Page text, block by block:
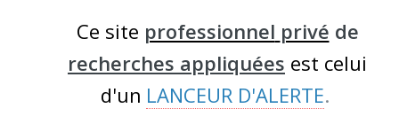
Ce site professionnel privé de
recherches appliquées est celui
d'un LANCEUR D'ALERTE.